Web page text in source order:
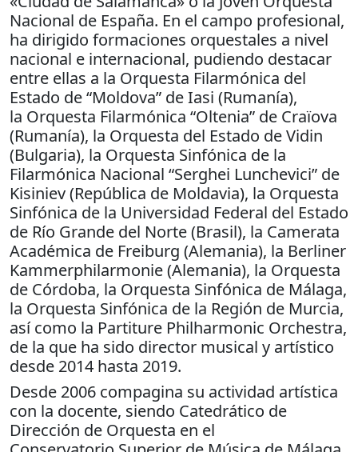
Nacional de España. En el campo profesional,
ha dirigido formaciones orquestales a nivel
nacional e internacional, pudiendo destacar
entre ellas a la Orquesta Filarmónica del
Estado de “Moldova” de Iasi (Rumanía),
la Orquesta Filarmónica “Oltenia” de Craïova
(Rumanía), la Orquesta del Estado de Vidin
(Bulgaria), la Orquesta Sinfónica de la
Filarmónica Nacional “Serghei Lunchevici” de
Kisiniev (República de Moldavia), la Orquesta
Sinfónica de la Universidad Federal del Estado
de Río Grande del Norte (Brasil), la Camerata
Académica de Freiburg (Alemania), la Berliner
Kammerphilarmonie (Alemania), la Orquesta
de Córdoba, la Orquesta Sinfónica de Málaga,
la Orquesta Sinfónica de la Región de Murcia,
así como la Partiture Philharmonic Orchestra,
de la que ha sido director musical y artístico
desde 2014 hasta 2019.
Desde 2006 compagina su actividad artística
con la docente, siendo Catedrático de
Dirección de Orquesta en el